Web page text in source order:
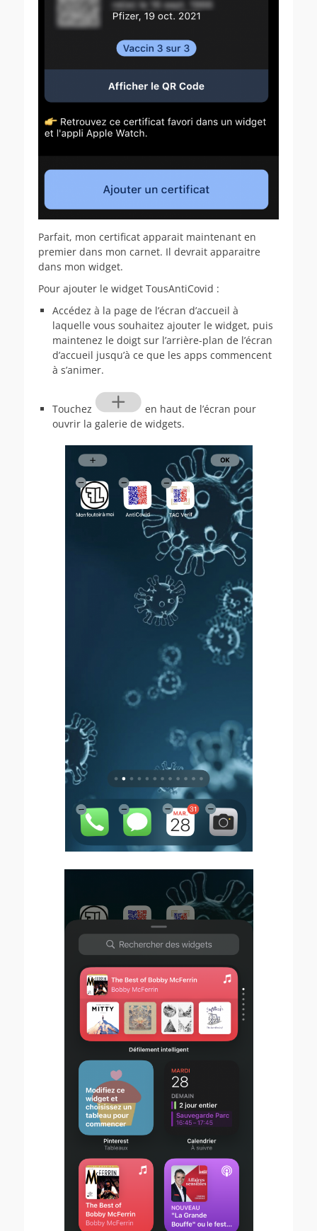
Parfait, mon certificat apparait maintenant en
premier dans mon carnet. Il devrait apparaitre
dans mon widget.
Pour ajouter le widget TousAntiCovid :
Accédez à la page de l’écran d’accueil à
laquelle vous souhaitez ajouter le widget, puis
maintenez le doigt sur l’arrière-plan de l’écran
d’accueil jusqu’à ce que les apps commencent
à s’animer.
Touchez
en haut de l’écran pour
ouvrir la galerie de widgets.